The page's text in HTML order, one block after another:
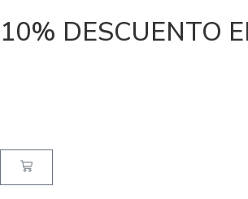
10% DESCUENTO